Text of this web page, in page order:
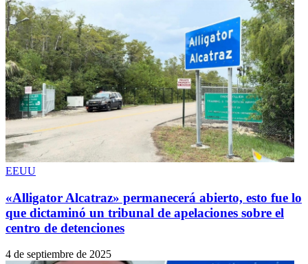
EEUU
«Alligator Alcatraz» permanecerá abierto, esto fue lo
que dictaminó un tribunal de apelaciones sobre el
centro de detenciones
4 de septiembre de 2025